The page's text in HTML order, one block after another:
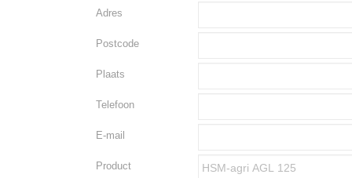
Adres
Postcode
Plaats
Telefoon
E-mail
Product